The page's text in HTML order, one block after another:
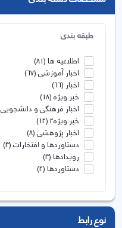
طبقه بندی
اطلاعیه ها(81)
اخبار آموزشی(67)
اخبار (66)
خبر ویژه(18)
اخبار فرهنگی و دانشجویی
خبر ویژه2 (12)
اخبار پژوهشی(8)
دستاوردها و افتخارات(3)
رویدادها(3)
دستاوردها(2)
نوع رابط